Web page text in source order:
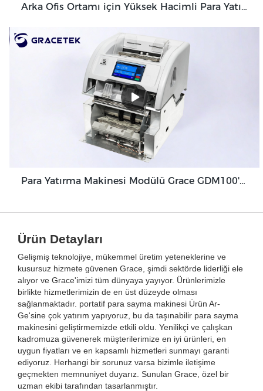
Arka Ofis Ortamı için Yüksek Hacimli Para Yatırma Makinesi Banknot Doğrulayıcı GDM-300
Para Yatırma Makinesi Modülü Grace GDM100'ü Optimize Etmek İçin Tasarlanmış Eşsiz Özellikler
Ürün Detayları
Gelişmiş teknolojiye, mükemmel üretim yeteneklerine ve
kusursuz hizmete güvenen Grace, şimdi sektörde liderliği ele
alıyor ve Grace'imizi tüm dünyaya yayıyor. Ürünlerimizle
birlikte hizmetlerimizin de en üst düzeyde olması
sağlanmaktadır. portatif para sayma makinesi Ürün Ar-
Ge'sine çok yatırım yapıyoruz, bu da taşınabilir para sayma
makinesini geliştirmemizde etkili oldu. Yenilikçi ve çalışkan
kadromuza güvenerek müşterilerimize en iyi ürünleri, en
uygun fiyatları ve en kapsamlı hizmetleri sunmayı garanti
ediyoruz. Herhangi bir sorunuz varsa bizimle iletişime
geçmekten memnuniyet duyarız. Sunulan Grace, özel bir
uzman ekibi tarafından tasarlanmıştır.